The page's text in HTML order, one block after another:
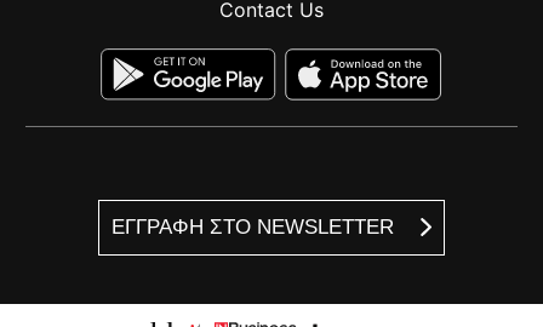
ΕΓΓΡΑΦΗ ΣΤΟ NEWSLETTER
Contact Us